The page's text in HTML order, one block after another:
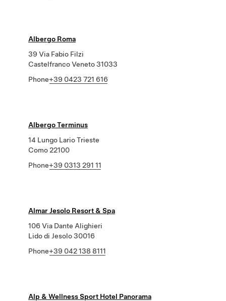
Albergo Roma
39 Via Fabio Filzi
Castelfranco Veneto 31033
Phone+39 0423 721 616
Albergo Terminus
14 Lungo Lario Trieste
Como 22100
Phone+39 0313 291 11
Almar Jesolo Resort & Spa
106 Via Dante Alighieri
Lido di Jesolo 30016
Phone+39 042 138 8111
Alp & Wellness Sport Hotel Panorama